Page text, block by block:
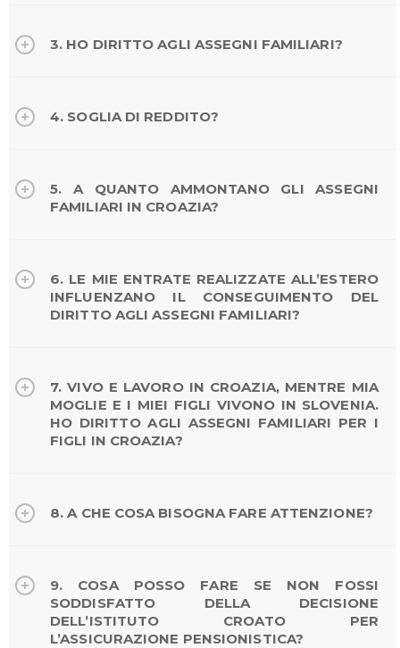
3. HO DIRITTO AGLI ASSEGNI FAMILIARI?
4. SOGLIA DI REDDITO?
5. A QUANTO AMMONTANO GLI ASSEGNI
FAMILIARI IN CROAZIA?
6. LE MIE ENTRATE REALIZZATE ALL’ESTERO
INFLUENZANO IL CONSEGUIMENTO DEL
DIRITTO AGLI ASSEGNI FAMILIARI?
7. VIVO E LAVORO IN CROAZIA, MENTRE MIA
MOGLIE E I MIEI FIGLI VIVONO IN SLOVENIA.
HO DIRITTO AGLI ASSEGNI FAMILIARI PER I
FIGLI IN CROAZIA?
8. A CHE COSA BISOGNA FARE ATTENZIONE?
9. COSA POSSO FARE SE NON FOSSI
SODDISFATTO DELLA DECISIONE
DELL’ISTITUTO CROATO PER
L’ASSICURAZIONE PENSIONISTICA?